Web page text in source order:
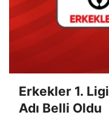
Erkekler 1.
Adı Belli Oldu